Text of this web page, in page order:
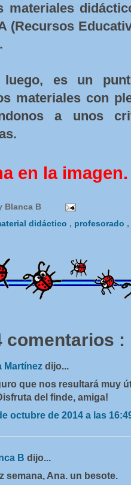
materiales
(Recursos
.
luego, es un
materiales con
a unos
en la imagen.
Blanca B
didáctico , profesorado ,
comentarios :
Martínez dijo...
que nos resultará muy
del finde, amiga!
octubre de 2014 a las
B dijo...
semana, Ana. un besote.